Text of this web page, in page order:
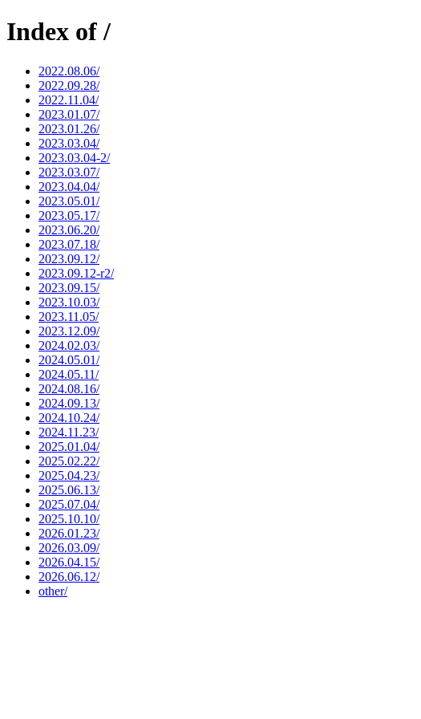
Index of /
2022.08.06/
2022.09.28/
2022.11.04/
2023.01.07/
2023.01.26/
2023.03.04/
2023.03.04-2/
2023.03.07/
2023.04.04/
2023.05.01/
2023.05.17/
2023.06.20/
2023.07.18/
2023.09.12/
2023.09.12-r2/
2023.09.15/
2023.10.03/
2023.11.05/
2023.12.09/
2024.02.03/
2024.05.01/
2024.05.11/
2024.08.16/
2024.09.13/
2024.10.24/
2024.11.23/
2025.01.04/
2025.02.22/
2025.04.23/
2025.06.13/
2025.07.04/
2025.10.10/
2026.01.23/
2026.03.09/
2026.04.15/
2026.06.12/
other/